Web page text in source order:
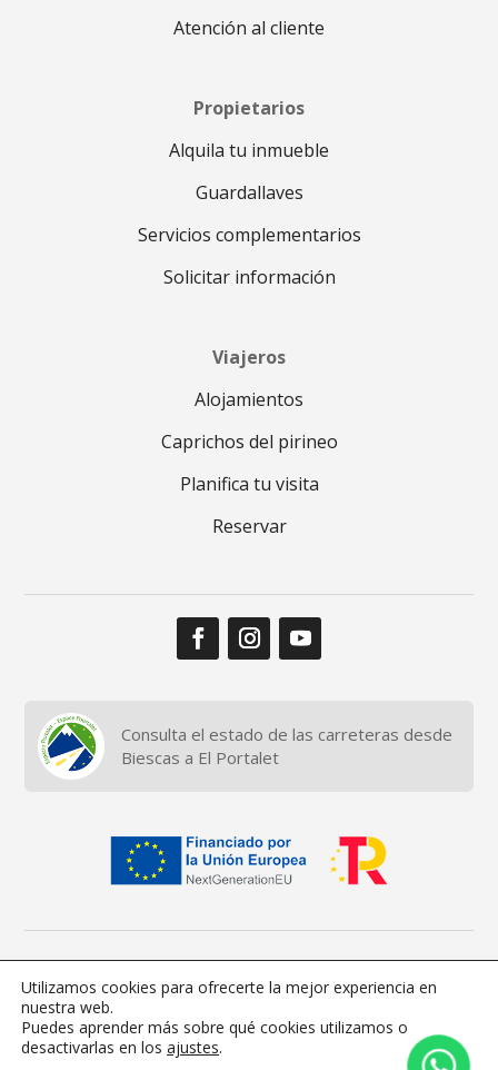
Atención al cliente
Propietarios
Alquila tu inmueble
Guardallaves
Servicios complementarios
Solicitar información
Viajeros
Alojamientos
Caprichos del pirineo
Planifica tu visita
Reservar
Consulta el estado de las carreteras desde
Biescas a El Portalet
© 2026 TU CASA EN LOS PIRINEOS.
Aviso legal
Privacidad
Cookies
Utilizamos cookies para ofrecerte la mejor experiencia en
nuestra web.
Puedes aprender más sobre qué cookies utilizamos o
desactivarlas en los ajustes.